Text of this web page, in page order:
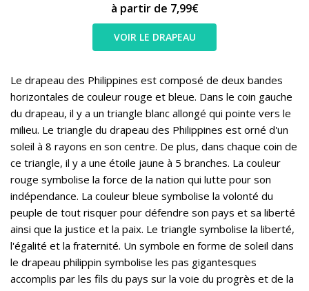
à partir de 7,99€
VOIR LE DRAPEAU
Le drapeau des Philippines est composé de deux bandes
horizontales de couleur rouge et bleue. Dans le coin gauche
du drapeau, il y a un triangle blanc allongé qui pointe vers le
milieu. Le triangle du drapeau des Philippines est orné d'un
soleil à 8 rayons en son centre. De plus, dans chaque coin de
ce triangle, il y a une étoile jaune à 5 branches. La couleur
rouge symbolise la force de la nation qui lutte pour son
indépendance. La couleur bleue symbolise la volonté du
peuple de tout risquer pour défendre son pays et sa liberté
ainsi que la justice et la paix. Le triangle symbolise la liberté,
l'égalité et la fraternité. Un symbole en forme de soleil dans
le drapeau philippin symbolise les pas gigantesques
accomplis par les fils du pays sur la voie du progrès et de la